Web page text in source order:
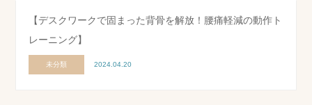
【デスクワークで固まった背骨を解放！腰痛軽減の動作ト
レーニング】
未分類 2024.04.20